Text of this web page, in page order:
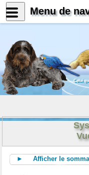
Celui
► Afficher le
Menu de